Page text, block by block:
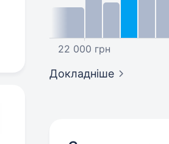
22 000 грн
Докладніше